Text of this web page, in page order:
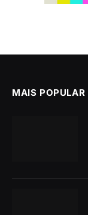
MAIS POPULAR